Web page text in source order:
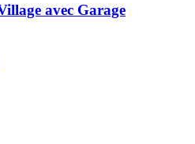
avec Garage